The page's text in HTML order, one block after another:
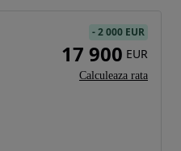
-2 000 EUR
17 900 EUR
Calculeaza rata